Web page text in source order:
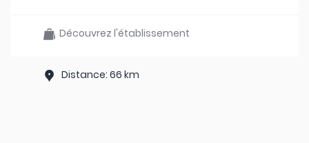
Découvrez l'établissement
Distance: 66 km